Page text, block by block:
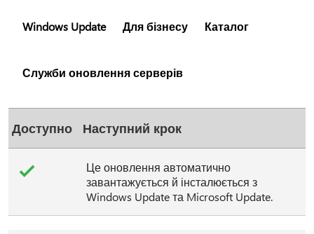
Windows Update Для бізнесу Каталог
Служби оновлення серверів
Доступно Наступний крок
Це оновлення автоматично
завантажується й інсталюється з
Windows Update та Microsoft Update.